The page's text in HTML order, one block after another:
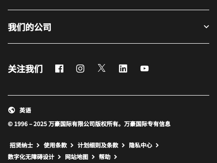
我们的公司
关注我们 FacebookInstagram
Twitter LinkedIn
© 1996 – 2025 万豪国际有限公司版权所有。万豪国际专有信息
英语
招贤纳士 使用条款 计划细则及条款
隐私中心
数字化无障碍设计
网站地图 打开新窗口
帮助